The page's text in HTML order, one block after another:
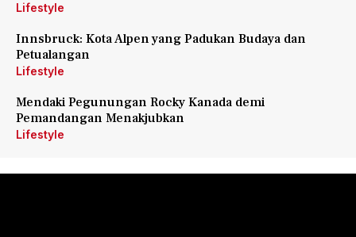
Lifestyle
Innsbruck: Kota Alpen yang Padukan Budaya dan
Petualangan
Lifestyle
Mendaki Pegunungan Rocky Kanada demi
Pemandangan Menakjubkan
Lifestyle